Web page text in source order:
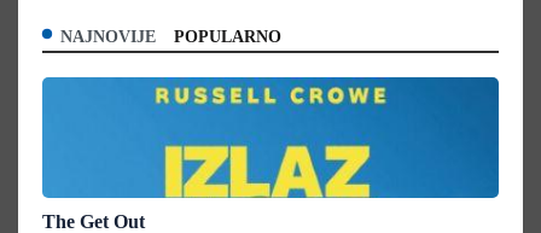
NAJNOVIJE POPULARNO
The Get Out